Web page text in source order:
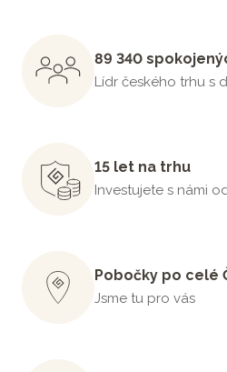
89 340
Lídr českého trhu s
15 let na trhu
Investujete s námi
Pobočky po celé
Jsme tu pro vás